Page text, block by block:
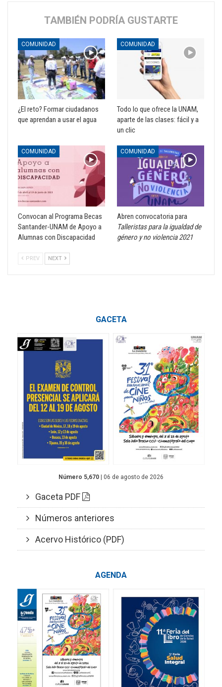
TAMBIÉN PODRÍA GUSTARTE
COMUNIDAD
¿El reto? Formar ciudadanos
que aprendan a usar el agua
COMUNIDAD
Todo lo que ofrece la UNAM,
aparte de las clases: fácil y a
un clic
COMUNIDAD
Convocan al Programa Becas
Santander-UNAM de Apoyo a
Alumnas con Discapacidad
COMUNIDAD
Abren convocatoria para
Talleristas para la igualdad de
género y no violencia 2021
PREV NEXT
GACETA
Número 5,670 | 06 de agosto de 2026
Gaceta PDF
Números anteriores
Acervo Histórico (PDF)
AGENDA